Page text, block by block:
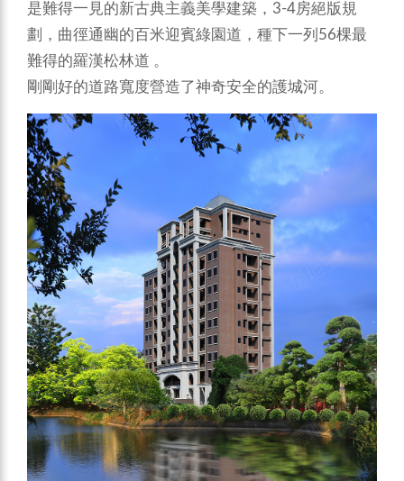
是難得一見的新古典主義美學建築，3-4房絕版規
劃，曲徑通幽的百米迎賓綠園道，種下一列56棵最
難得的羅漢松林道 。
剛剛好的道路寬度營造了神奇安全的護城河。